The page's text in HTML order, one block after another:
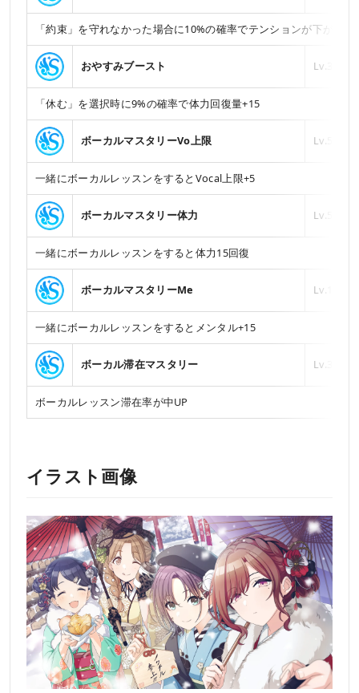
「約束」を守れなかった場合に10%の確率でテンションが下がらな
おやすみブースト Lv.3
「休む」を選択時に9%の確率で体力回復量+15
ボーカルマスタリーVo上限 Lv.5
一緒にボーカルレッスンをするとVocal上限+5
ボーカルマスタリー体力 Lv.5
一緒にボーカルレッスンをすると体力15回復
ボーカルマスタリーMe Lv.15
一緒にボーカルレッスンをするとメンタル+15
ボーカル滞在マスタリー Lv.3
ボーカルレッスン滞在率が中UP
イラスト画像